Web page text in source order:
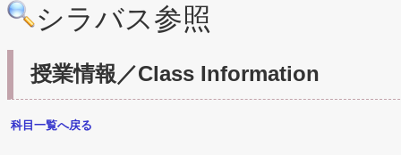
シラバス参照
授業情報／Class Information
科目一覧へ戻る